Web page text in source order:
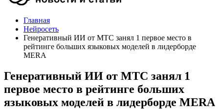
Главная
Нейросеть
Генеративный ИИ от МТС занял 1 первое место в
рейтинге больших языковых моделей в лидерборде
MERA
Генеративный ИИ от МТС занял 1
первое место в рейтинге больших
языковых моделей в лидерборде MERA